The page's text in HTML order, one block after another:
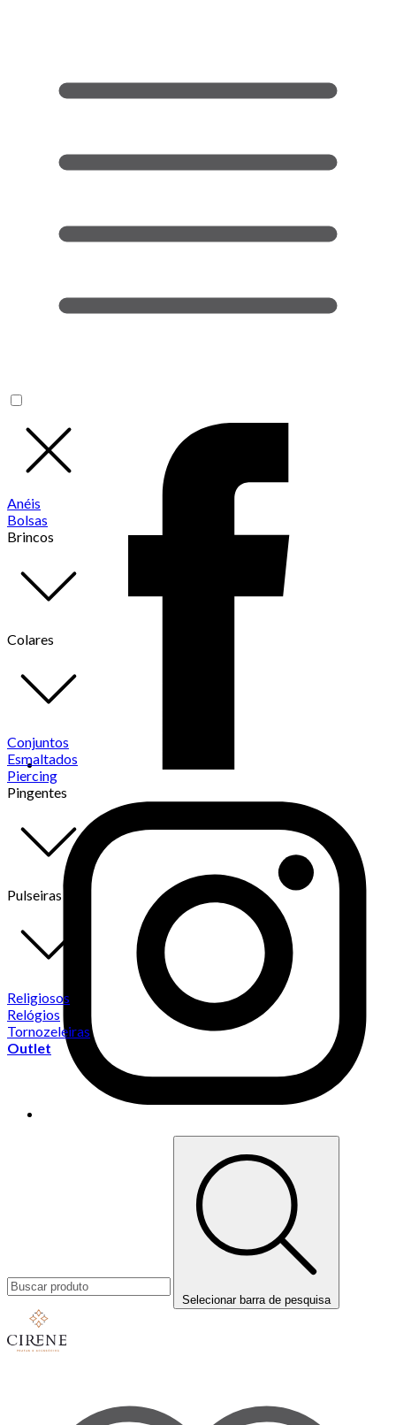
Anéis
Bolsas
Brincos
Colares
Conjuntos
Esmaltados
Piercing
Pingentes
Pulseiras
Religiosos
Relógios
Tornozeleiras
Outlet
Selecionar barra de pesquisa